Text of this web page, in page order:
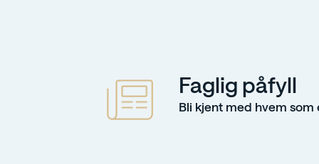
Faglig påfyll
Bli kjent med hvem som